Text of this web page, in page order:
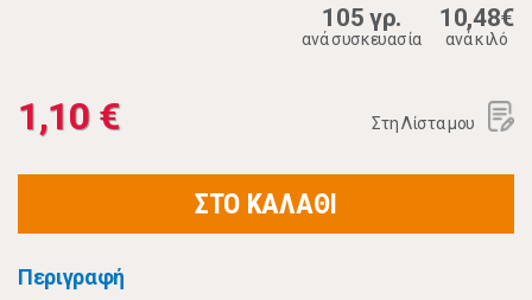
105 γρ.
ανά συσκευασία
10,48€
ανά κιλό
1,10 € Στη Λίστα μου
ΣΤΟ ΚΑΛΑΘΙ
Περιγραφή